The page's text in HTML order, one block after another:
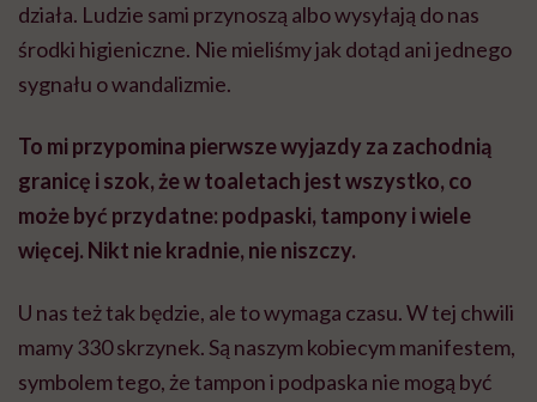
działa. Ludzie sami przynoszą albo wysyłają do nas
środki higieniczne. Nie mieliśmy jak dotąd ani jednego
sygnału o wandalizmie.
To mi przypomina pierwsze wyjazdy za zachodnią
granicę i szok, że w toaletach jest wszystko, co
może być przydatne: podpaski, tampony i wiele
więcej. Nikt nie kradnie, nie niszczy.
U nas też tak będzie, ale to wymaga czasu. W tej chwili
mamy 330 skrzynek. Są naszym kobiecym manifestem,
symbolem tego, że tampon i podpaska nie mogą być